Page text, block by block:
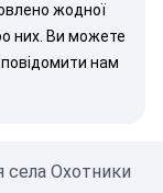
жодної
них. Ви можете
повідомити нам
села Охотники